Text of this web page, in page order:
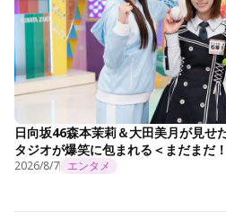
日向坂46森本茉莉＆大田美月が見せ
タジオが爆笑に包まれる＜まだまだ
2026/8/7 エンタメ